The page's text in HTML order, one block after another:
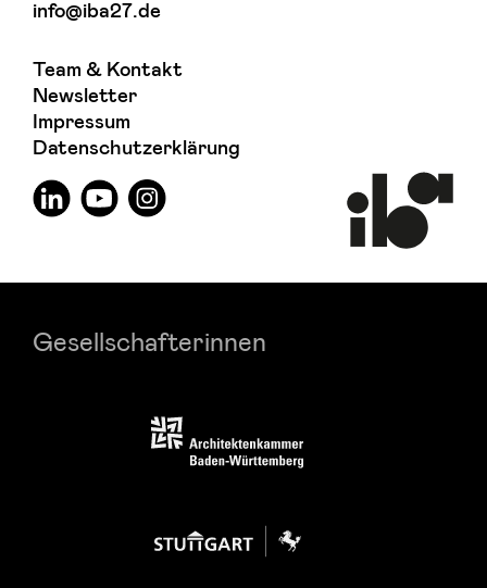
info@iba27.de
Team & Kontakt
Newsletter
Impressum
Datenschutzerklärung
Gesellschafterinnen